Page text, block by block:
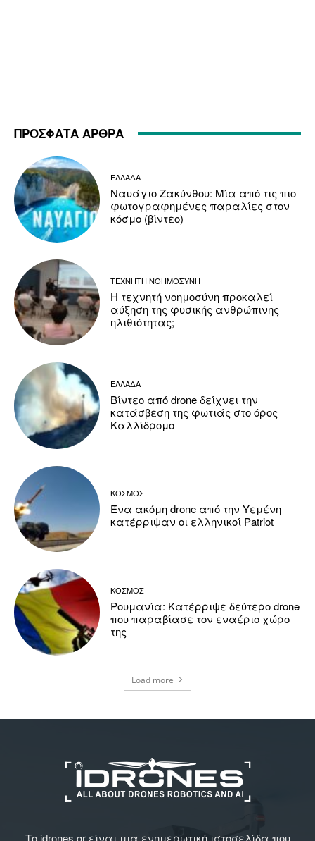
ΠΡΟΣΦΑΤΑ ΑΡΘΡΑ
ΕΛΛΑΔΑ
Ναυάγιο Ζακύνθου: Μία από τις πιο
φωτογραφημένες παραλίες στον
κόσμο (βίντεο)
ΤΕΧΝΗΤΗ ΝΟΗΜΟΣΥΝΗ
Η τεχνητή νοημοσύνη προκαλεί
αύξηση της φυσικής ανθρώπινης
ηλιθιότητας;
ΕΛΛΑΔΑ
Βίντεο από drone δείχνει την
κατάσβεση της φωτιάς στο όρος
Καλλίδρομο
ΚΟΣΜΟΣ
Ένα ακόμη drone από την Υεμένη
κατέρριψαν οι ελληνικοί Patriot
ΚΟΣΜΟΣ
Ρουμανία: Κατέρριψε δεύτερο drone
που παραβίασε τον εναέριο χώρο
της
Load more
Το idrones.gr είναι μια ενημερωτική ιστοσελίδα που